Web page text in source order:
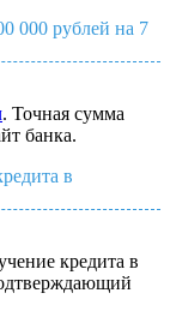
000 рублей на 7
. Точная сумма
банка.
в
кредита в